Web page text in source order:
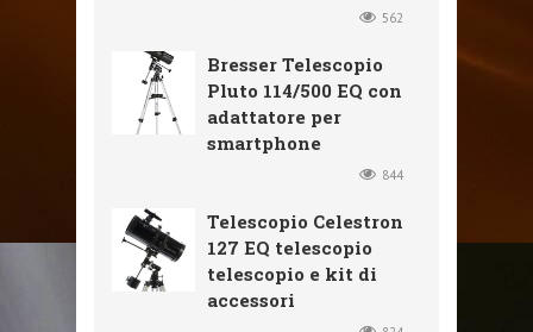
562
Bresser Telescopio
Pluto 114/500 EQ con
adattatore per
smartphone
844
Telescopio Celestron
127 EQ telescopio
telescopio e kit di
accessori